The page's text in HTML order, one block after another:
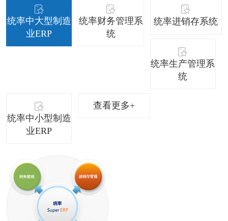
统率中大型制造
业ERP
统率财务管理系
统
统率进销存系统
统率生产管理系
统
统率中小型制造
业ERP
查看更多+